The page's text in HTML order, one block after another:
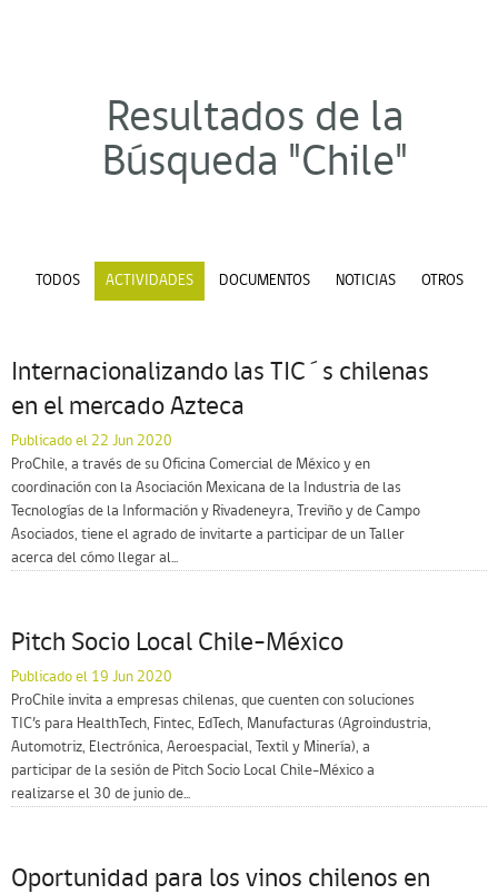
Resultados de la
Búsqueda "Chile"
TODOS ACTIVIDADES DOCUMENTOS NOTICIAS OTROS
Internacionalizando las TIC´s chilenas
en el mercado Azteca
Publicado el 22 Jun 2020
ProChile, a través de su Oficina Comercial de México y en
coordinación con la Asociación Mexicana de la Industria de las
Tecnologías de la Información y Rivadeneyra, Treviño y de Campo
Asociados, tiene el agrado de invitarte a participar de un Taller
acerca del cómo llegar al...
Pitch Socio Local Chile-México
Publicado el 19 Jun 2020
ProChile invita a empresas chilenas, que cuenten con soluciones
TIC’s para HealthTech, Fintec, EdTech, Manufacturas (Agroindustria,
Automotriz, Electrónica, Aeroespacial, Textil y Minería), a
participar de la sesión de Pitch Socio Local Chile-México a
realizarse el 30 de junio de...
Oportunidad para los vinos chilenos en